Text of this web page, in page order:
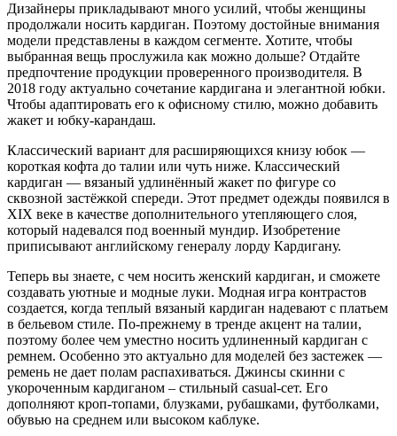
Дизайнеры прикладывают много усилий, чтобы женщины
продолжали носить кардиган. Поэтому достойные внимания
модели представлены в каждом сегменте. Хотите, чтобы
выбранная вещь прослужила как можно дольше? Отдайте
предпочтение продукции проверенного производителя. В
2018 году актуально сочетание кардигана и элегантной юбки.
Чтобы адаптировать его к офисному стилю, можно добавить
жакет и юбку-карандаш.
Классический вариант для расширяющихся книзу юбок —
короткая кофта до талии или чуть ниже. Классический
кардиган — вязаный удлинённый жакет по фигуре со
сквозной застёжкой спереди. Этот предмет одежды появился в
XIX веке в качестве дополнительного утепляющего слоя,
который надевался под военный мундир. Изобретение
приписывают английскому генералу лорду Кардигану.
Теперь вы знаете, с чем носить женский кардиган, и сможете
создавать уютные и модные луки. Модная игра контрастов
создается, когда теплый вязаный кардиган надевают с платьем
в бельевом стиле. По-прежнему в тренде акцент на талии,
поэтому более чем уместно носить удлиненный кардиган с
ремнем. Особенно это актуально для моделей без застежек —
ремень не дает полам распахиваться. Джинсы скинни с
укороченным кардиганом – стильный casual-сет. Его
дополняют кроп-топами, блузками, рубашками, футболками,
обувью на среднем или высоком каблуке.